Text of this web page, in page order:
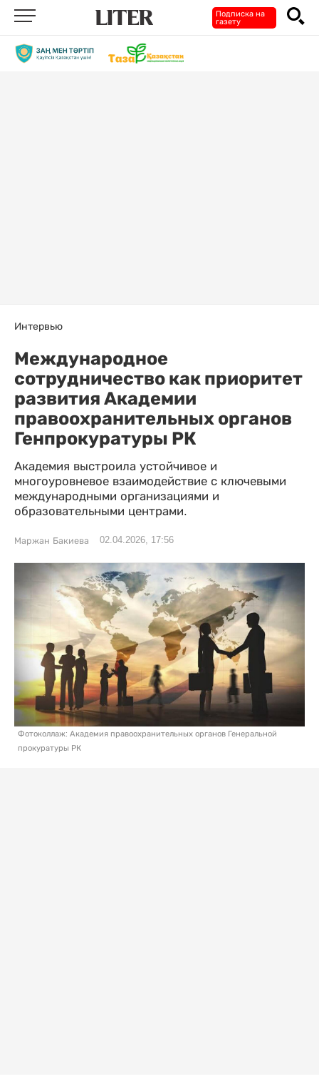
Подписка на
газету
Интервью
Международное
сотрудничество как приоритет
развития Академии
правоохранительных органов
Генпрокуратуры РК
Академия выстроила устойчивое и
многоуровневое взаимодействие с ключевыми
международными организациями и
образовательными центрами.
Маржан Бакиева 02.04.2026, 17:56
Фотоколлаж: Академия правоохранительных органов Генеральной
прокуратуры РК